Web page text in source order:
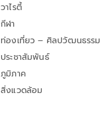
วาไรตี้
กีฬา
ท่องเที่ยว – ศิลปวัฒนธรรม
ประชาสัมพันธ์
ภูมิภาค
สิ่งแวดล้อม